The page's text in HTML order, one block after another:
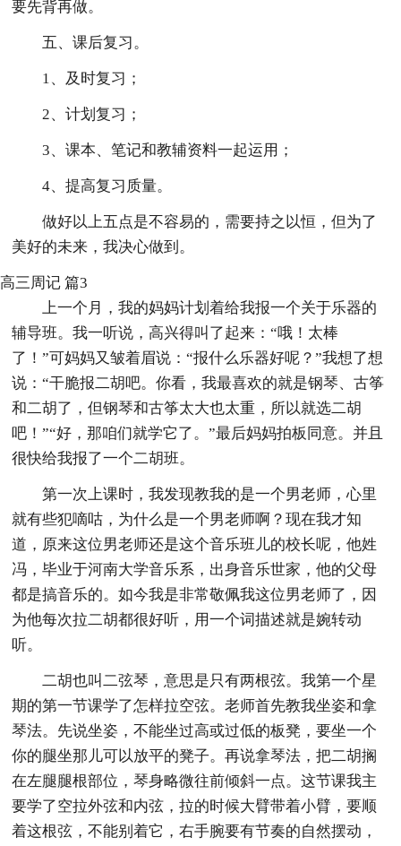
要先背再做。
五、课后复习。
1、及时复习；
2、计划复习；
3、课本、笔记和教辅资料一起运用；
4、提高复习质量。
做好以上五点是不容易的，需要持之以恒，但为了
美好的未来，我决心做到。
高三周记 篇3
上一个月，我的妈妈计划着给我报一个关于乐器的
辅导班。我一听说，高兴得叫了起来：“哦！太棒
了！”可妈妈又皱着眉说：“报什么乐器好呢？”我想了想
说：“干脆报二胡吧。你看，我最喜欢的就是钢琴、古筝
和二胡了，但钢琴和古筝太大也太重，所以就选二胡
吧！”“好，那咱们就学它了。”最后妈妈拍板同意。并且
很快给我报了一个二胡班。
第一次上课时，我发现教我的是一个男老师，心里
就有些犯嘀咕，为什么是一个男老师啊？现在我才知
道，原来这位男老师还是这个音乐班儿的校长呢，他姓
冯，毕业于河南大学音乐系，出身音乐世家，他的父母
都是搞音乐的。如今我是非常敬佩我这位男老师了，因
为他每次拉二胡都很好听，用一个词描述就是婉转动
听。
二胡也叫二弦琴，意思是只有两根弦。我第一个星
期的第一节课学了怎样拉空弦。老师首先教我坐姿和拿
琴法。先说坐姿，不能坐过高或过低的板凳，要坐一个
你的腿坐那儿可以放平的凳子。再说拿琴法，把二胡搁
在左腿腿根部位，琴身略微往前倾斜一点。这节课我主
要学了空拉外弦和内弦，拉的时候大臂带着小臂，要顺
着这根弦，不能别着它，右手腕要有节奏的自然摆动，